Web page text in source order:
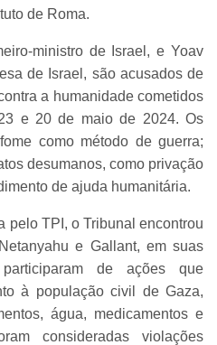
de Roma.
ministro de Israel, e Yoav
de Israel, são acusados de
a humanidade cometidos
e 20 de maio de 2024. Os
como método de guerra;
desumanos, como privação
de ajuda humanitária.
pelo TPI, o Tribunal encontrou
e Gallant, em suas
de ações que
à população civil de Gaza,
água, medicamentos e
consideradas violações